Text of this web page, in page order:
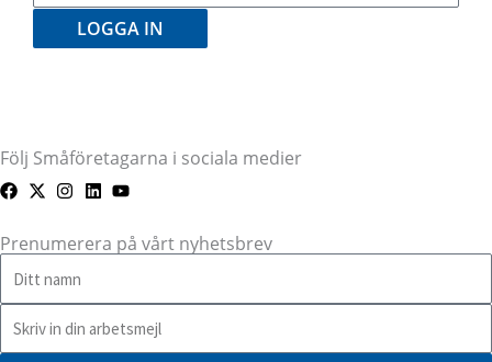
LOGGA IN
Följ Småföretagarna i sociala medier
Prenumerera på vårt nyhetsbrev